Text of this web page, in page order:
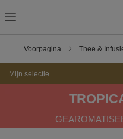
naar
de
Voorpagina Thee &
Mijn selectie